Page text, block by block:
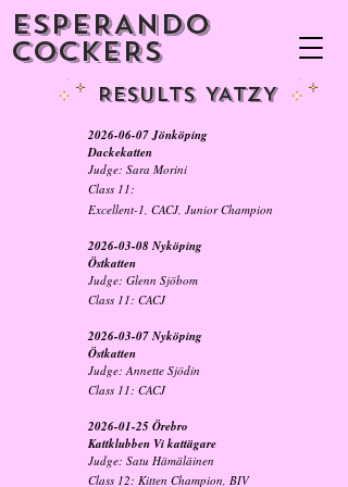
ESPERANDO
COCKERS
Results YATZY
2026-06-07Jönköping
Dackekatten
Judge: Sara Morini
Class 11:
Excellent-1, CACJ, Junior Champion
2026-03-08Nyköping
Östkatten
Judge: Glenn Sjöbom
Class 11: CACJ
2026-03-07Nyköping
Östkatten
Judge: Annette Sjödin
Class 11: CACJ
2026-01-25Örebro
Kattklubben Vi kattägare
Judge: Satu Hämäläinen
Class 12: Kitten Champion, BIV